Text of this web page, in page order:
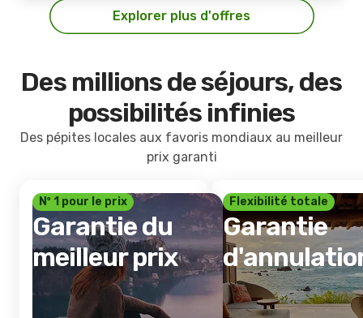
Explorer plus d'offres
Des millions de séjours, des
possibilités infinies
Des pépites locales aux favoris mondiaux au meilleur
prix garanti
Nº 1 pour le prix
Garantie du
meilleur prix
Flexibilité totale
Garantie